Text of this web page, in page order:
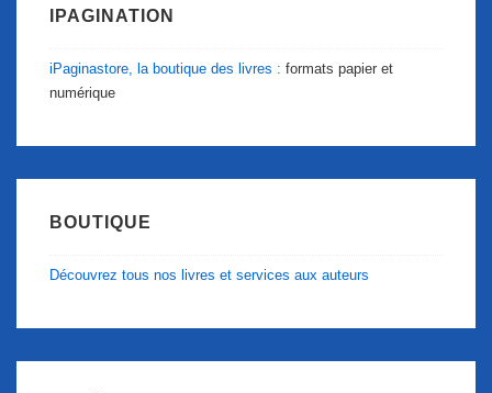
IPAGINATION
iPaginastore, la boutique des livres : formats papier et
numérique
BOUTIQUE
Découvrez tous nos livres et services aux auteurs